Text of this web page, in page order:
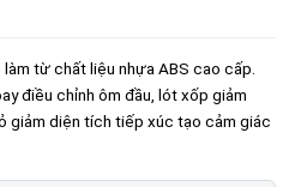
làm từ chất liệu nhựa ABS cao cấp.
điều chỉnh ôm đầu, lót xốp giảm
giảm diện tích tiếp xúc tạo cảm giác